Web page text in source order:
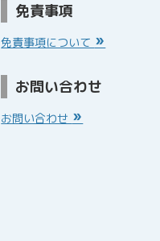
免責事項
免責事項について
お問い合わせ
お問い合わせ